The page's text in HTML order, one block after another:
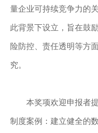
量企业可持续竞争力的
此背景下设立，旨在鼓
险防控、责任透明等方
究。
本奖项欢迎申报者
制度案例：建立健全的